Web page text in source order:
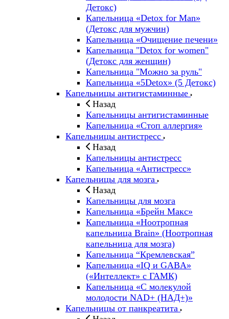
Детокс)
Капельница «Detox for Man»
(Детокс для мужчин)
Капельница «Очищение печени»
Капельница "Detox for women"
(Детокс для женщин)
Капельница "Можно за руль"
Капельница «5Detox» (5 Детокс)
Капельницы антигистаминные
Назад
Капельницы антигистаминные
Капельница «Стоп аллергия»
Капельницы антистресс
Назад
Капельницы антистресс
Капельница «Антистресс»
Капельницы для мозга
Назад
Капельницы для мозга
Капельница «Брейн Макс»
Капельница «Ноотропная
капельница Brain» (Ноотропная
капельница для мозга)
Капельница “Кремлевская”
Капельница «IQ и GABA»
(«Интеллект» с ГАМК)
Капельница «С молекулой
молодости NAD+ (НАД+)»
Капельницы от панкреатита